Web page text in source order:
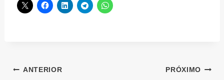
Navegação
ANTERIOR PRÓXIMO